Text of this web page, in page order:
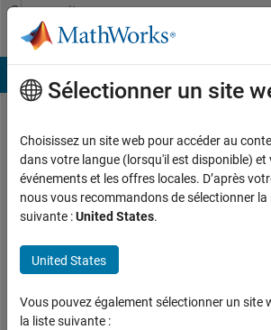
Passer au contenu
Community
Profile
Josep
Llobet
Last
environ
2 mois
|
Sélectionner un site
Choisissez un site web pour accéder au
dans votre langue (lorsqu'il est disponible) et
événements et les offres locales. D’après
nous vous recommandons de sélectionner la
suivante :United States.
United States
Vous pouvez également sélectionner un site
la liste suivante :